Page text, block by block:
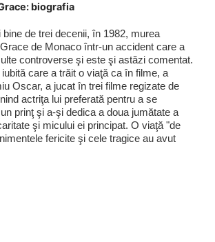
biografia
de trei decenii, în 1982, murea
de Monaco într-un accident care a
controverse şi este şi astăzi comentat.
care a trăit o viaţă ca în filme, a
Oscar, a jucat în trei filme regizate de
actriţa lui preferată pentru a se
prinţ şi a-şi dedica a doua jumătate a
şi micului ei principat. O viaţă "de
fericite şi cele tragice au avut